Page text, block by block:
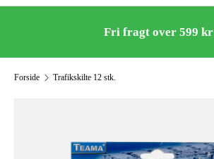
Søg
Fri fragt over 599 kr
Forside Trafikskilte 12 stk.